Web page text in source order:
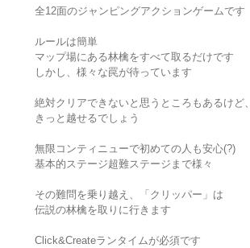
全12面のジャンピングアクションゲームです
ルールは簡単
マップ場にある林檎をすべて取るだけです
しかし、様々な罠が待っています
絶対クリアできないと思うところもあるけど、
きっと越せるでしょう
無限コンティニューで初めての人も安心(?)
基本的ステージ超難ステージまで様々
その難問を乗り越え、「クリッパー」は
伝説の林檎を取りに行きます
Click&Createランタイムが必須です